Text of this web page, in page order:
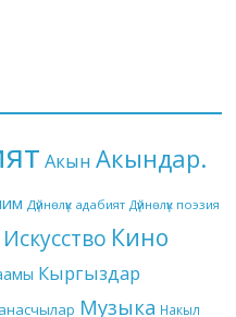
Акын Акындар.
Дүйнөлүк адабият Дүйнөлүк поэзия
Искусство Кино
Кыргыздар
Музыка Накыл